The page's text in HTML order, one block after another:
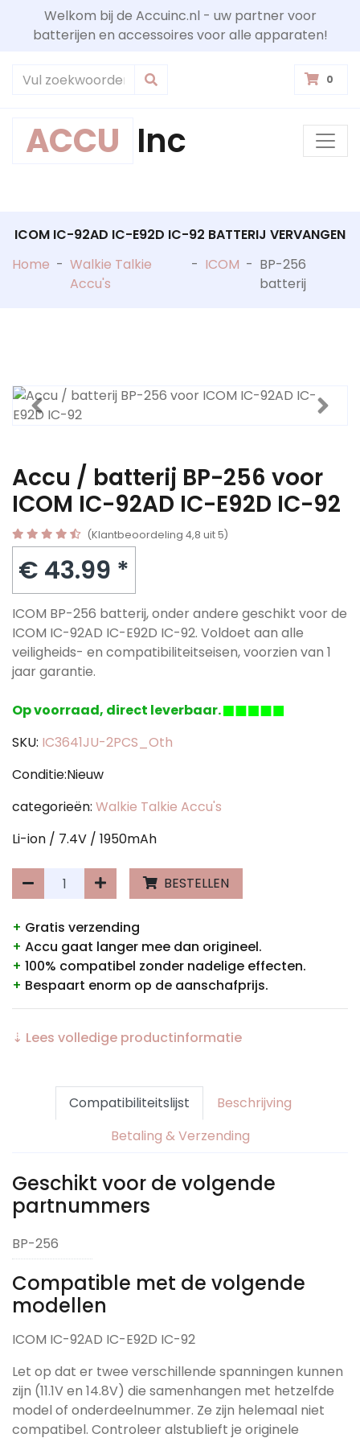
Welkom bij de Accuinc.nl - uw partner voor
batterijen en accessoires voor alle apparaten!
0
ACCU Inc
ICOM IC-92AD IC-E92D IC-92 BATTERIJ VERVANGEN
Home - Walkie Talkie
Accu's
- ICOM - BP-256
batterij
Accu / batterij BP-256 voor
ICOM IC-92AD IC-E92D IC-92
(Klantbeoordeling 4,8 uit 5)
€ 43.99 *
ICOM BP-256 batterij, onder andere geschikt voor de
ICOM IC-92AD IC-E92D IC-92. Voldoet aan alle
veiligheids- en compatibiliteitseisen, voorzien van 1
jaar garantie.
Op voorraad, direct leverbaar.
SKU: IC3641JU-2PCS_Oth
Conditie:Nieuw
categorieën: Walkie Talkie Accu's
Li-ion / 7.4V / 1950mAh
BESTELLEN
+ Gratis verzending
+ Accu gaat langer mee dan origineel.
+ 100% compatibel zonder nadelige effecten.
+ Bespaart enorm op de aanschafprijs.
⇣ Lees volledige productinformatie
Compatibiliteitslijst
Beschrijving
Betaling & Verzending
Geschikt voor de volgende
partnummers
BP-256
Compatible met de volgende
modellen
ICOM IC-92AD IC-E92D IC-92
Let op dat er twee verschillende spanningen kunnen
zijn (11.1V en 14.8V) die samenhangen met hetzelfde
model of onderdeelnummer. Ze zijn helemaal niet
compatibel. Controleer alstublieft je originele